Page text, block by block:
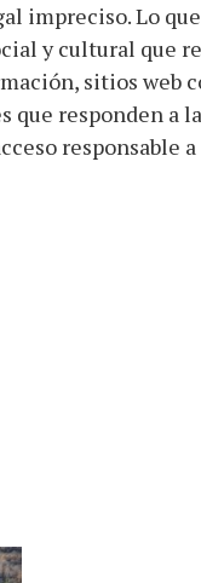
impreciso. Lo
y cultural que
sitios web
que responden a
responsable